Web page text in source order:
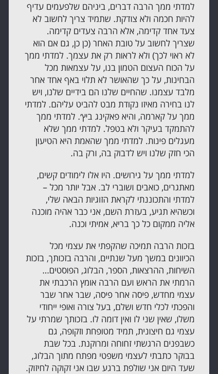
למדתי ממך הרבה דברים, ביניהם שלפעמים עדיף
להיות חכמה ולא צודקת. שתמיד צריך לחשוב לא
צעד אחד קדימה, אלא הרבה צעדים קדימה.
שצריך לחשוב על טובת האחר (כן כן, גם אם הוא
לא ראוי לכך) ולא לראות רק את עצמך. למדתי ממך
על הכוח העצום הטמון בנו, על עצמאות מכל
הבחינות, על כך שהאושר לא תלוי באף אחד אחר
מלבד עצמנו. שהחיים שלנו הם בידיים שלנו, ויש
לנו בחירה מאיזו נקודת מבט להביט עליהם. למדתי
ממך על קארמה, והיא פאקינג ביץ׳. למדתי ממך
להתמקד בעיקר ולא בטפל. למדתי ממך שלא
מעגלים פינות. למדתי ממך שהאמת היא הטיעון
הכי חזק שלנו ויש לדבוק בה, ורק בה.
למדתי ממך על גירושים. היו אלו לימודים קשים,
מאתגרים, כואבים ושוברי לב. אבל יותר מכל –
למדתי והתכוננתי לקראת הזוגיות הבאה שלי,
וכשהיא תגיע, בעזרת השם, אני כבר אהיה מוכנה
אליה ממקום כל כך בריא, אמיתי וכנה.
בזכות הרבה תמיכה שהקפתי את עצמי מכל
הכיוונים במשך מעל שנתיים, והרבה בזכותך, בזכות
השיחות, ההרצאות, הספר, הבלוג, הפוסטים…
הרמתי את הראש ועם הרבה אומץ הרכבתי את
עצמי מחדש, פיסה אחר פיסה, שבר אחר שבר
והפכתי לכלי חדש ושלם, בעל צורה ואופי ייחודי
משלו, שאין שני לו ואין דומה לו. בזכותך שמרתי על
עצמי גם חיצונית, תמיד מטופחת וזקופה, גם
כשבפנים הרגשתי זחוחה ומרוקנת. בכל שבת
בבוקר כתבתי לעצמי משפטי מפתח מתוך הבלוג,
שעד היום אני שולפת ברגע שבו אני זקוקה לחיזוק.